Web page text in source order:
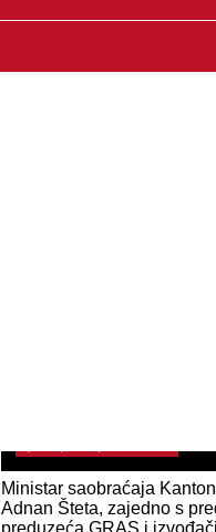
Ministar saobraćaja
Adnan Šteta, zajedno s
preduzeća GRAS i